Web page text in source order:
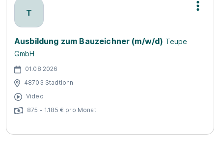
T
Ausbildung zum Bauzeichner (m/w/d) Teupe
GmbH
01.08.2026
48703 Stadtlohn
Video
875 - 1.185 € pro Monat